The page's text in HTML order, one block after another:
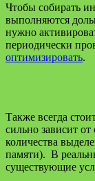
Чтобы собирать
выполняются
нужно
периодически
оптимизировать.
Также всегда
сильно зависит от
количества
памяти). В
существующие